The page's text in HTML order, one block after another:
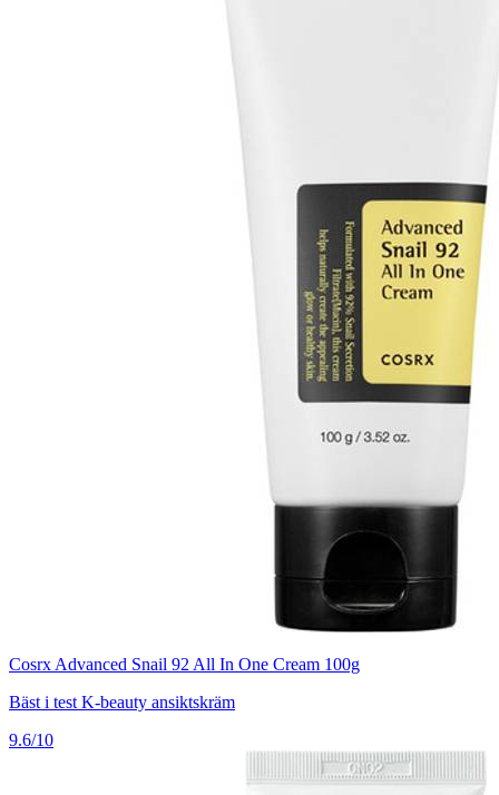
Cosrx Advanced Snail 92 All In One Cream 100g
Bäst i test K-beauty ansiktskräm
9.6/10